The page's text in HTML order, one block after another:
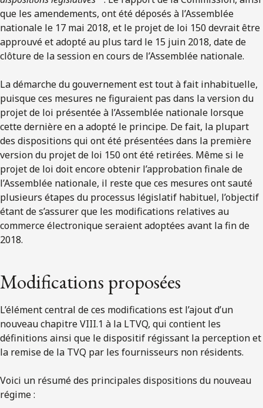
que les amendements, ont été déposés à l’Assemblée
nationale le 17 mai 2018, et le projet de loi 150 devrait être
approuvé et adopté au plus tard le 15 juin 2018, date de
clôture de la session en cours de l’Assemblée nationale.
La démarche du gouvernement est tout à fait inhabituelle,
puisque ces mesures ne figuraient pas dans la version du
projet de loi présentée à l’Assemblée nationale lorsque
cette dernière en a adopté le principe. De fait, la plupart
des dispositions qui ont été présentées dans la première
version du projet de loi 150 ont été retirées. Même si le
projet de loi doit encore obtenir l’approbation finale de
l’Assemblée nationale, il reste que ces mesures ont sauté
plusieurs étapes du processus législatif habituel, l’objectif
étant de s’assurer que les modifications relatives au
commerce électronique seraient adoptées avant la fin de
2018.
Modifications proposées
L’élément central de ces modifications est l’ajout d’un
nouveau chapitre VIII.1 à la LTVQ, qui contient les
définitions ainsi que le dispositif régissant la perception et
la remise de la TVQ par les fournisseurs non résidents.
Voici un résumé des principales dispositions du nouveau
régime :